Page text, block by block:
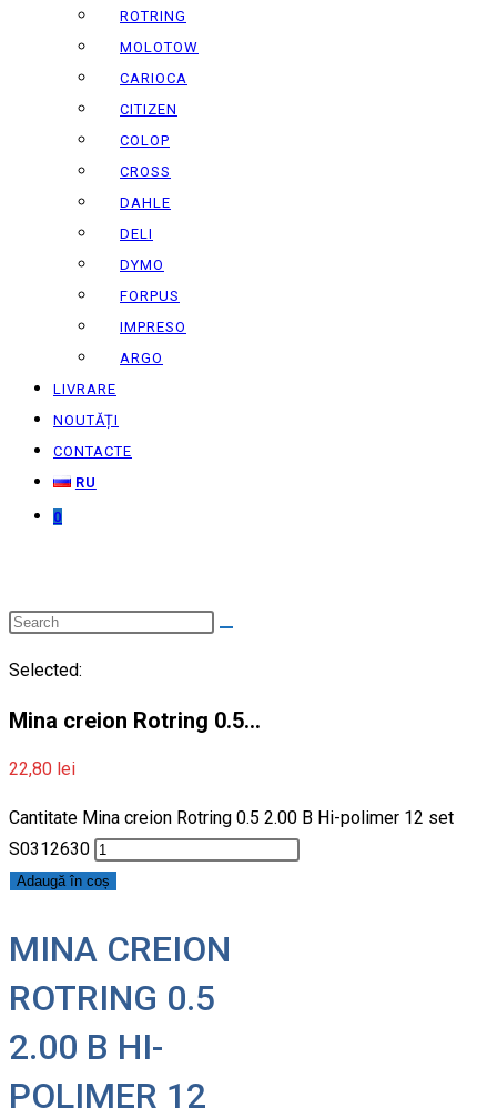
ROTRING
MOLOTOW
CARIOCA
CITIZEN
COLOP
CROSS
DAHLE
DELI
DYMO
FORPUS
IMPRESO
ARGO
LIVRARE
NOUTĂȚI
CONTACTE
RU
0
Selected:
Mina creion Rotring 0.5…
22,80 lei
Cantitate Mina creion Rotring 0.5 2.00 B Hi-polimer 12 set
S0312630
Adaugă în coș
MINA CREION
ROTRING 0.5
2.00 B HI-
POLIMER 12